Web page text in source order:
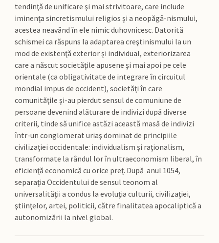
tendinţă de unificare şi mai strivitoare, care include
iminenţa sincretismului religios şi a neopăgâ-nismului,
acestea neavând în ele nimic duhovnicesc. Datorită
schismei ca răspuns la adaptarea creştinismului la un
mod de existenţă exterior şi individual, exteriorizarea
care a născut societăţile apusene şi mai apoi pe cele
orientale (ca obligativitate de integrare în circuitul
mondial impus de occident), societăţi în care
comunităţile şi-au pierdut sensul de comuniune de
persoane devenind alăturare de indivizi după diverse
criterii, tinde să unifice astăzi această masă de indivizi
într-un conglomerat uriaş dominat de principiile
civilizaţiei occidentale: individualism şi raţionalism,
transformate la rândul lor în ultraeconomism liberal, în
eficienţă economică cu orice preţ. După anul 1054,
separaţia Occidentului de sensul teonom al
universalităţii a condus la evoluţia culturii, civilizaţiei,
ştiinţelor, artei, politicii, către finalitatea apocaliptică a
autonomizării la nivel global.